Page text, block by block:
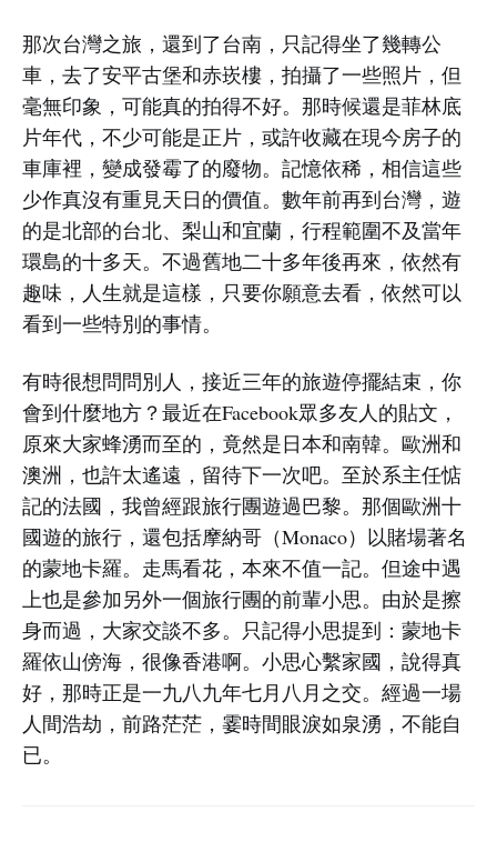
那次台灣之旅，還到了台南，只記得坐了幾轉公
車，去了安平古堡和赤崁樓，拍攝了一些照片，但
毫無印象，可能真的拍得不好。那時候還是菲林底
片年代，不少可能是正片，或許收藏在現今房子的
車庫裡，變成發霉了的廢物。記憶依稀，相信這些
少作真沒有重見天日的價值。數年前再到台灣，遊
的是北部的台北、梨山和宜蘭，行程範圍不及當年
環島的十多天。不過舊地二十多年後再來，依然有
趣味，人生就是這樣，只要你願意去看，依然可以
看到一些特別的事情。
有時很想問問別人，接近三年的旅遊停擺結束，你
會到什麼地方？最近在Facebook眾多友人的貼文，
原來大家蜂湧而至的，竟然是日本和南韓。歐洲和
澳洲，也許太遙遠，留待下一次吧。至於系主任惦
記的法國，我曾經跟旅行團遊過巴黎。那個歐洲十
國遊的旅行，還包括摩納哥（Monaco）以賭場著名
的蒙地卡羅。走馬看花，本來不值一記。但途中遇
上也是參加另外一個旅行團的前輩小思。由於是擦
身而過，大家交談不多。只記得小思提到：蒙地卡
羅依山傍海，很像香港啊。小思心繫家國，說得真
好，那時正是一九八九年七月八月之交。經過一場
人間浩劫，前路茫茫，霎時間眼淚如泉湧，不能自
已。